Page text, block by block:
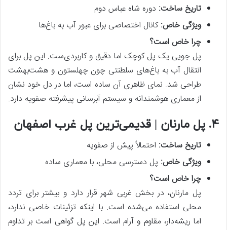
تاریخ ساخت: دوره شاه عباس دوم
ویژگی خاص:کانال اختصاصی برای عبور آب به باغ‌ها
چرا خاص است؟
پل جویی یک پل کوچک اما دقیق و کاربردی‌ست. این پل برای
انتقال آب به باغ‌های سلطنتی چون چهلستون و هشت‌بهشت
طراحی شد. نمای ظاهری آن ساده است، اما در دل خود نشان
از معماری هوشمندانه و سیستم آبرسانی پیشرفته صفویه دارد.
۴. پل مارنان | قدیمی‌ترین پل غرب اصفهان
تاریخ ساخت: احتمالاً پیش از صفویه
ویژگی خاص: پل دسترسی محلی، با معماری ساده
چرا خاص است؟
پل مارنان، در بخش غربی شهر قرار دارد و بیشتر برای تردد
محلی استفاده می‌شده است. با اینکه تزئینات خاصی ندارد،
اما ریشه‌دار، مقاوم و آرام است. این پل گواهی است بر تداوم